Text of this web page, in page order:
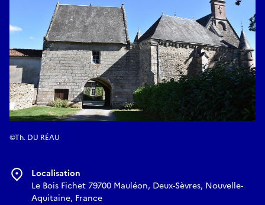
©Th. DU RÉAU
Localisation
Le Bois Fichet 79700 Mauléon, Deux-Sèvres, Nouvelle-
Aquitaine, France